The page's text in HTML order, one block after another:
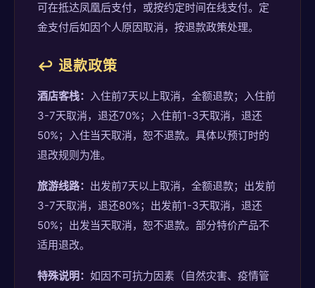
可在抵达凤凰后支付，或按约定时间在线支付。定
金支付后如因个人原因取消，按退款政策处理。
↩️ 退款政策
酒店客栈： 入住前7天以上取消，全额退款；入住前
3-7天取消，退还70%；入住前1-3天取消，退还
50%；入住当天取消，恕不退款。具体以预订时的
退改规则为准。
旅游线路： 出发前7天以上取消，全额退款；出发前
3-7天取消，退还80%；出发前1-3天取消，退还
50%；出发当天取消，恕不退款。部分特价产品不
适用退改。
特殊说明： 如因不可抗力因素（自然灾害、疫情管